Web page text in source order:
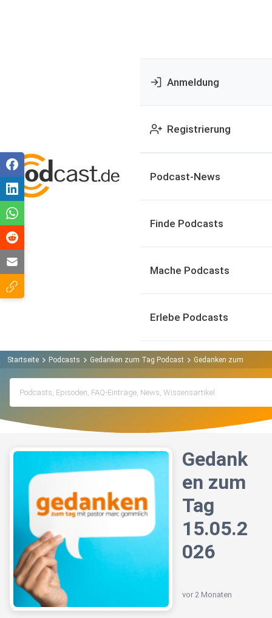
Anmeldung
Registrierung
Podcast-News
Finde Podcasts
Mache Podcasts
Erlebe Podcasts
Startseite Podcasts Gedanken zum Tag Podcast Gedanken zum Tag
Gedank
en zum
Tag
15.05.2
026
vor 2 Monaten